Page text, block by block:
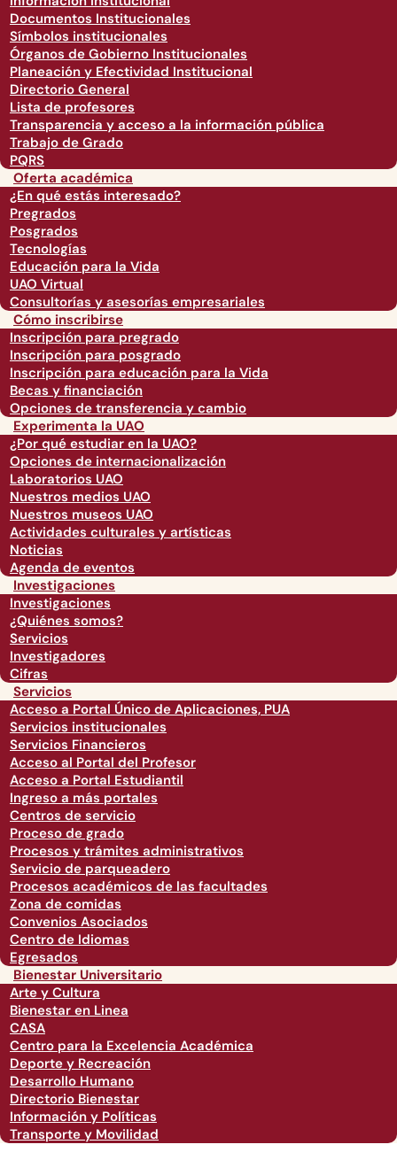
Documentos Institucionales
Símbolos institucionales
Órganos de Gobierno Institucionales
Planeación y Efectividad Institucional
Directorio General
Lista de profesores
Transparencia y acceso a la información pública
Trabajo de Grado
PQRS
Oferta académica
¿En qué estás interesado?
Pregrados
Posgrados
Tecnologías
Educación para la Vida
UAO Virtual
Consultorías y asesorías empresariales
Cómo inscribirse
Inscripción para pregrado
Inscripción para posgrado
Inscripción para educación para la Vida
Becas y financiación
Opciones de transferencia y cambio
Experimenta la UAO
¿Por qué estudiar en la UAO?
Opciones de internacionalización
Laboratorios UAO
Nuestros medios UAO
Nuestros museos UAO
Actividades culturales y artísticas
Noticias
Agenda de eventos
Investigaciones
Investigaciones
¿Quiénes somos?
Servicios
Investigadores
Cifras
Servicios
Acceso a Portal Único de Aplicaciones, PUA
Servicios institucionales
Servicios Financieros
Acceso al Portal del Profesor
Acceso a Portal Estudiantil
Ingreso a más portales
Centros de servicio
Proceso de grado
Procesos y trámites administrativos
Servicio de parqueadero
Procesos académicos de las facultades
Zona de comidas
Convenios Asociados
Centro de Idiomas
Egresados
Bienestar Universitario
Arte y Cultura
Bienestar en Linea
CASA
Centro para la Excelencia Académica
Deporte y Recreación
Desarrollo Humano
Directorio Bienestar
Información y Políticas
Transporte y Movilidad